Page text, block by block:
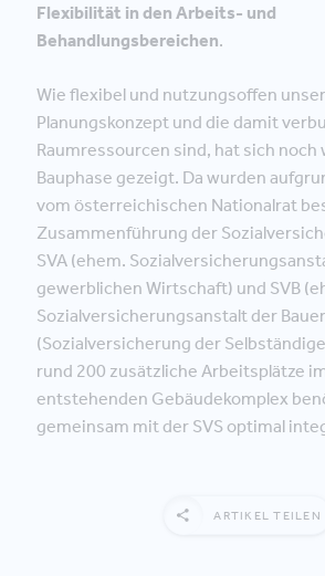
Flexibilität in den Arbeits- und
Behandlungsbereichen.
Wie flexibel und nutzungsoffen unser
Planungskonzept und die damit
Raumressourcen sind, hat sich noch
Bauphase gezeigt. Da wurden
vom österreichischen Nationalrat
Zusammenführung der
SVA (ehem.
gewerblichen Wirtschaft) und SVB
Sozialversicherungsanstalt der
(Sozialversicherung der
rund 200 zusätzliche Arbeitsplätze
entstehenden Gebäudekomplex
gemeinsam mit der SVS optimal
ARTIKEL TEILEN